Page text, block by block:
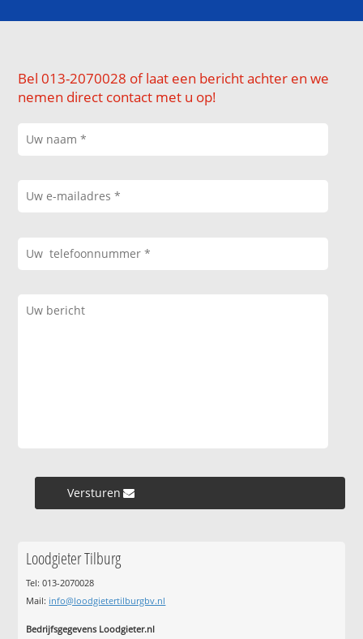
Bel 013-2070028 of laat een bericht achter en we
nemen direct contact met u op!
Versturen »
Loodgieter Tilburg
Tel: 013-2070028
Mail: info@loodgietertilburgbv.nl
Bedrijfsgegevens Loodgieter.nl